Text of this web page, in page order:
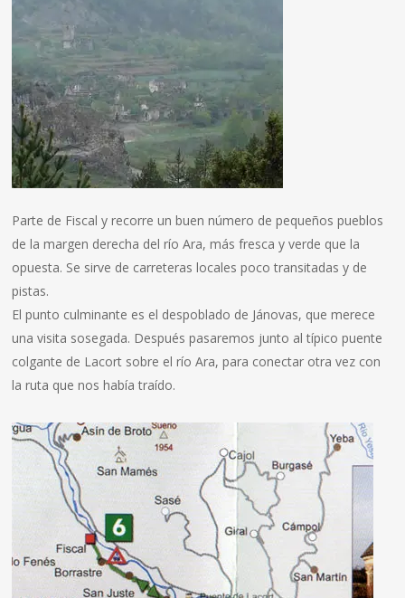
Parte de Fiscal y recorre un buen número de pequeños pueblos
de la margen derecha del río Ara, más fresca y verde que la
opuesta. Se sirve de carreteras locales poco transitadas y de
pistas.
El punto culminante es el despoblado de Jánovas, que merece
una visita sosegada. Después pasaremos junto al típico puente
colgante de Lacort sobre el río Ara, para conectar otra vez con
la ruta que nos había traído.